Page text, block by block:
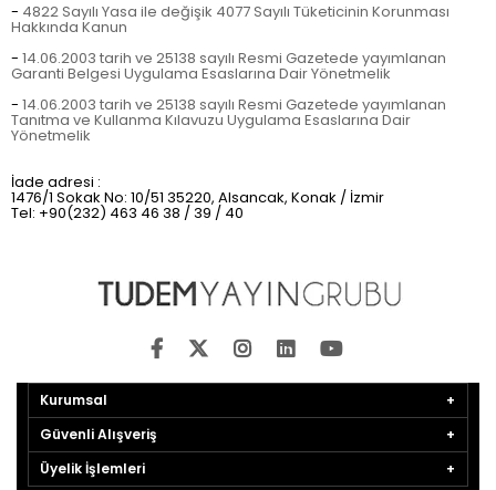
- 4822 Sayılı Yasa ile değişik 4077 Sayılı Tüketicinin Korunması
Hakkında Kanun
- 14.06.2003 tarih ve 25138 sayılı Resmi Gazetede yayımlanan
Garanti Belgesi Uygulama Esaslarına Dair Yönetmelik
- 14.06.2003 tarih ve 25138 sayılı Resmi Gazetede yayımlanan
Tanıtma ve Kullanma Kılavuzu Uygulama Esaslarına Dair
Yönetmelik
İade adresi :
1476/1 Sokak No: 10/51 35220, Alsancak, Konak / İzmir
Tel: +90(232) 463 46 38 / 39 / 40
Kurumsal
Güvenli Alışveriş
Üyelik İşlemleri